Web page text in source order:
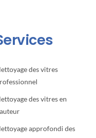
des vitres
des vitres en
approfondi des